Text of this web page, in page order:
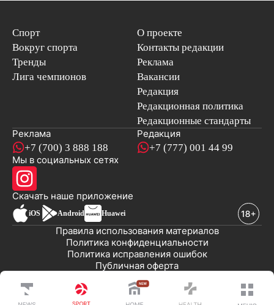
Спорт
Вокруг спорта
Тренды
Лига чемпионов
О проекте
Контакты редакции
Реклама
Вакансии
Редакция
Редакционная политика
Редакционные стандарты
Реклама
+7 (700) 3 888 188
Редакция
+7 (777) 001 44 99
Мы в социальных сетях
Скачать наше приложениеновостей
iOS Android Huawei
Публичная оферта
Политика исправления ошибок
Политика конфиденциальности
Правила использования материалов
© 2008-2026 ТОО «EML»